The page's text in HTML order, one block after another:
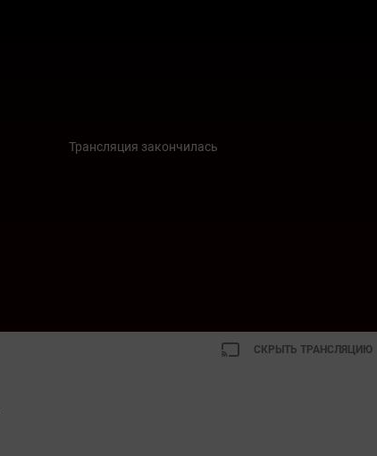
Трансляция закончилась
СКРЫТЬ ТРАНСЛЯЦИЮ